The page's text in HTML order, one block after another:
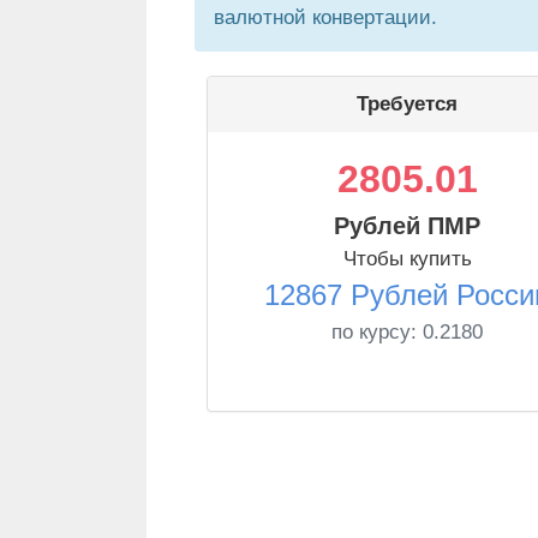
валютной конвертации.
Требуется
2805.01
Рублей ПМР
Чтобы купить
12867 Рублей
по курсу: 0.2180